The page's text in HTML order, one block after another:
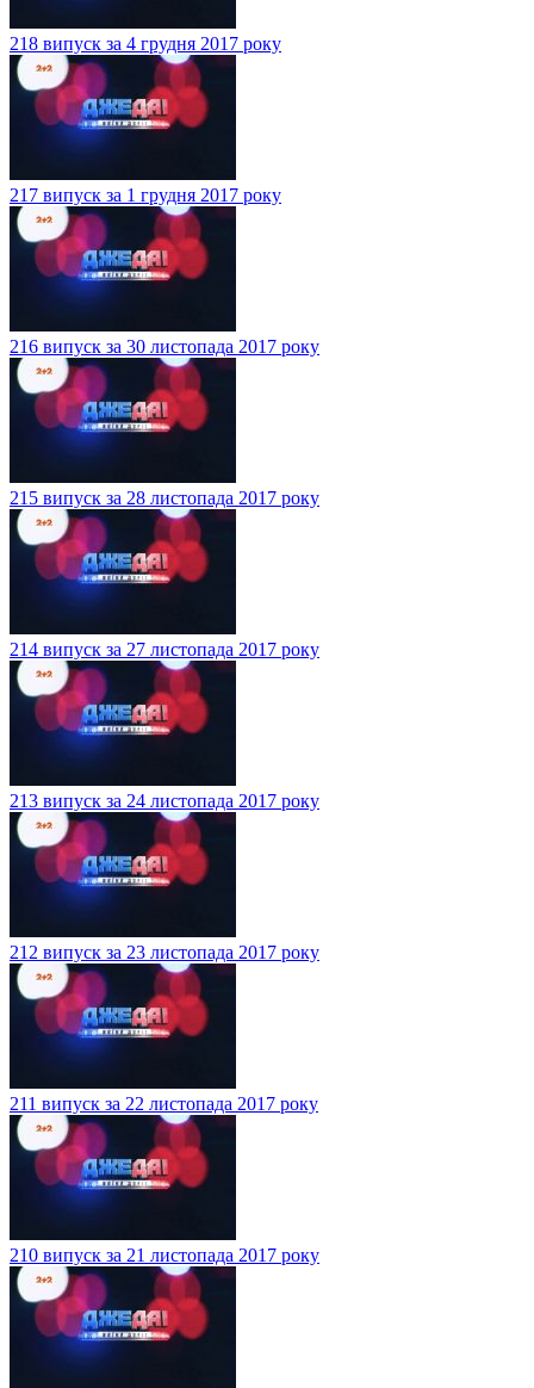
218 випуск за 4 грудня 2017 року
217 випуск за 1 грудня 2017 року
216 випуск за 30 листопада 2017 року
215 випуск за 28 листопада 2017 року
214 випуск за 27 листопада 2017 року
213 випуск за 24 листопада 2017 року
212 випуск за 23 листопада 2017 року
211 випуск за 22 листопада 2017 року
210 випуск за 21 листопада 2017 року